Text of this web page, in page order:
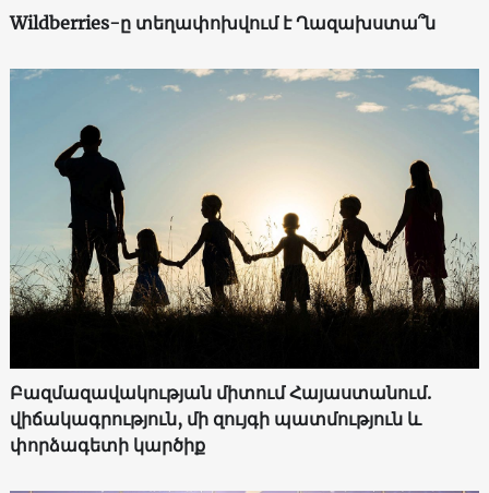
Wildberries-ը տեղափոխվում է Ղազախստա՞ն
Բազմազավակության միտում Հայաստանում.
վիճակագրություն, մի զույգի պատմություն և
փորձագետի կարծիք